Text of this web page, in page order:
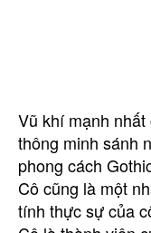
Vũ khí mạnh
thông minh sánh
phong cách
Cô cũng là một
tính thực sự của